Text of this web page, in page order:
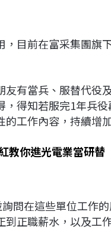
目前在富采集團旗
有當兵、服替代役
得知若服完1年兵
工作內容，持續增
教你進光電業當研替
問在這些單位工作
正職薪水，以及工